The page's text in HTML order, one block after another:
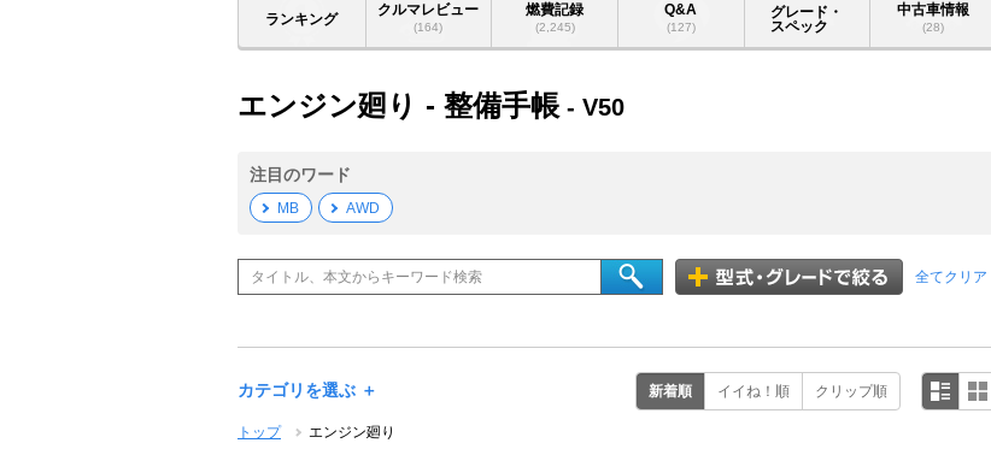
ランキング
クルマレビュー
(164)
燃費記録
(2,245)
Q&A
(127)
グレード・
スペック
中古車情報
(28)
エンジン廻り - 整備手帳 - V50
注目のワード
MB AWD
全てクリア
カテゴリを選ぶ ＋ 新着順 イイね！順 クリップ順
トップ エンジン廻り